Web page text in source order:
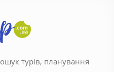
турів, планування